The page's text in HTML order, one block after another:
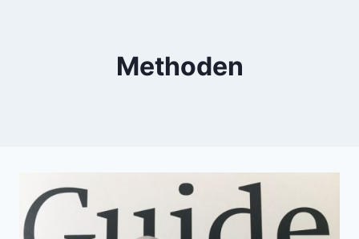
Methoden